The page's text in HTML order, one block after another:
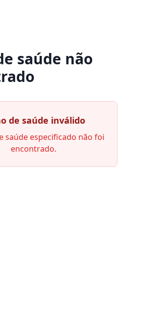
saúde não
de saúde inválido
saúde especificado não foi
encontrado.